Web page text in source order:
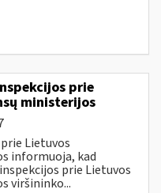
prie
ministerijos
Lietuvos
informuoja, kad
prie Lietuvos
viršininko...